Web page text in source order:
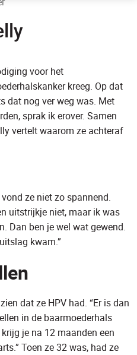
voor het
kreeg. Op dat
dat nog ver weg was. Met
sprak ik erover. Samen
vertelt waarom ze achteraf
ze niet zo spannend.
uitstrijkje niet, maar ik was
Dan ben je wel wat gewend.
kwam.”
dat ze HPV had. “Er is dan
in de baarmoederhals
je na 12 maanden een
Toen ze 32 was, had ze